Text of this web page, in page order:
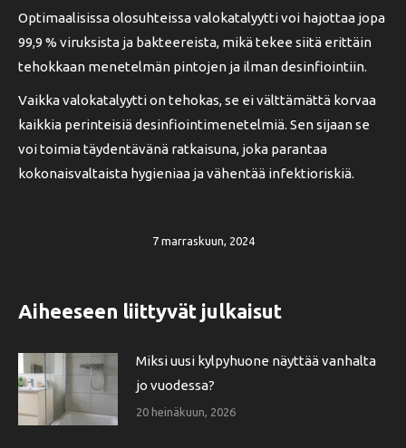
Optimaalisissa olosuhteissa valokatalyytti voi hajottaa jopa
99,9 % viruksista ja bakteereista, mikä tekee siitä erittäin
tehokkaan menetelmän pintojen ja ilman desinfiointiin.
Vaikka valokatalyytti on tehokas, se ei välttämättä korvaa
kaikkia perinteisiä desinfiointimenetelmiä. Sen sijaan se
voi toimia täydentävänä ratkaisuna, joka parantaa
kokonaisvaltaista hygieniaa ja vähentää infektioriskiä.
7 marraskuun, 2024
Aiheeseen liittyvät julkaisut
Miksi uusi kylpyhuone näyttää vanhalta
jo vuodessa?
20 heinäkuun, 2026